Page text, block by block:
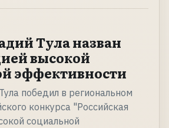
Тула назван
высокой
эффективности
победил в региональном
конкурса "Российская
социальной